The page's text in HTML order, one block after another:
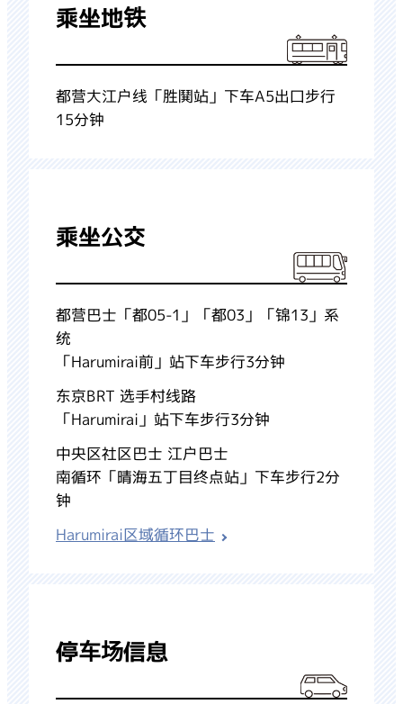
乘坐地铁
都营大江户线「胜鬨站」下车A5出口步行
15分钟
乘坐公交
都营巴士「都05-1」「都03」「锦13」系
统
「Harumirai前」站下车步行3分钟
东京BRT 选手村线路
「Harumirai」站下车步行3分钟
中央区社区巴士 江户巴士
南循环「晴海五丁目终点站」下车步行2分
钟
Harumirai区域循环巴士
停车场信息